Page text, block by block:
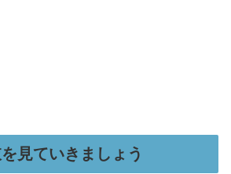
見ていきましょう